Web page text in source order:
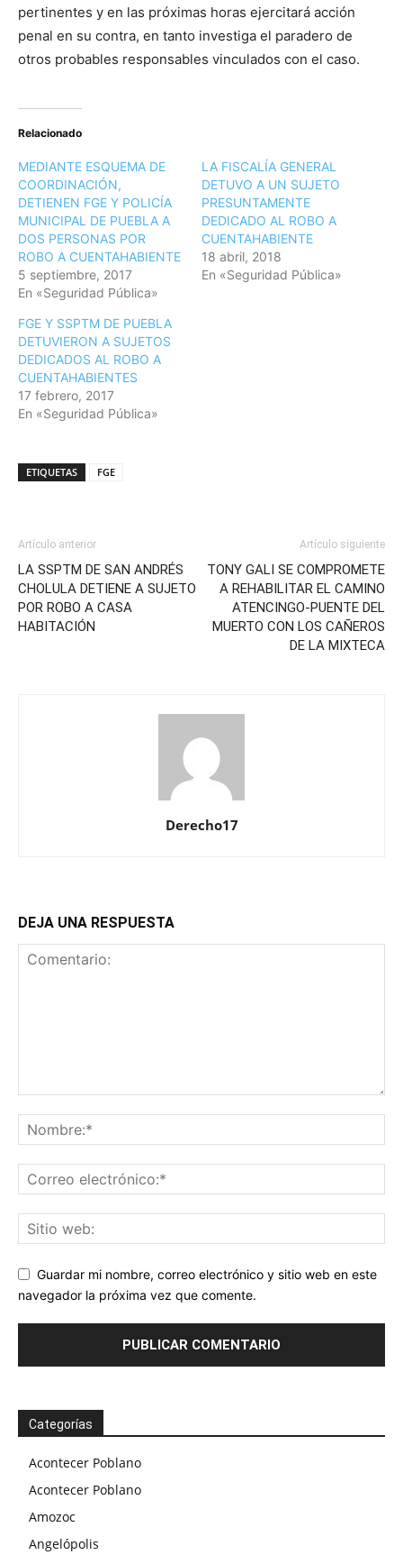
pertinentes y en las próximas horas ejercitará acción
penal en su contra, en tanto investiga el paradero de
otros probables responsables vinculados con el caso.
Relacionado
MEDIANTE ESQUEMA DE
COORDINACIÓN,
DETIENEN FGE Y POLICÍA
MUNICIPAL DE PUEBLA A
DOS PERSONAS POR
ROBO A CUENTAHABIENTE
5 septiembre, 2017
En «Seguridad Pública»
LA FISCALÍA GENERAL
DETUVO A UN SUJETO
PRESUNTAMENTE
DEDICADO AL ROBO A
CUENTAHABIENTE
18 abril, 2018
En «Seguridad Pública»
FGE Y SSPTM DE PUEBLA
DETUVIERON A SUJETOS
DEDICADOS AL ROBO A
CUENTAHABIENTES
17 febrero, 2017
En «Seguridad Pública»
ETIQUETAS FGE
Artículo anterior
LA SSPTM DE SAN ANDRÉS
CHOLULA DETIENE A SUJETO
POR ROBO A CASA
HABITACIÓN
Artículo siguiente
TONY GALI SE COMPROMETE
A REHABILITAR EL CAMINO
ATENCINGO-PUENTE DEL
MUERTO CON LOS CAÑEROS
DE LA MIXTECA
Derecho17
DEJA UNA RESPUESTA
Guardar mi nombre, correo electrónico y sitio web en este
navegador la próxima vez que comente.
Categorías
Acontecer Poblano
Acontecer Poblano
Amozoc
Angelópolis